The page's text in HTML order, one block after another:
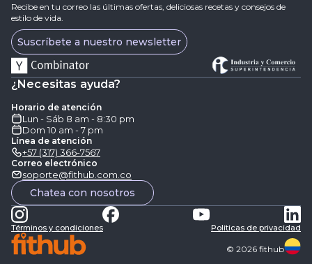
Recibe en tu correo las últimas ofertas, deliciosas recetas y consejos de
estilo de vida.
Suscríbete a nuestro newsletter
¿Necesitas ayuda?
Horario de atención
Lun - Sáb 8 am - 8:30 pm
Dom 10 am - 7 pm
Línea de atención
+57 (317) 366-7567
Correo electrónico
soporte@fithub.com.co
Chatea con nosotros
Términos y condiciones Politicas de privacidad
© 2026 fithub